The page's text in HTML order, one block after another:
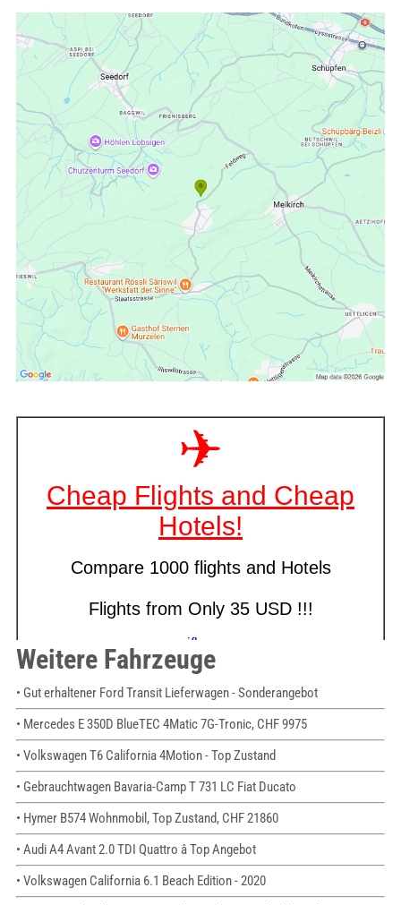
Weitere Fahrzeuge
• Gut erhaltener Ford Transit Lieferwagen - Sonderangebot
• Mercedes E 350D BlueTEC 4Matic 7G-Tronic, CHF 9975
• Volkswagen T6 California 4Motion - Top Zustand
• Gebrauchtwagen Bavaria-Camp T 731 LC Fiat Ducato
• Hymer B574 Wohnmobil, Top Zustand, CHF 21860
• Audi A4 Avant 2.0 TDI Quattro â Top Angebot
• Volkswagen California 6.1 Beach Edition - 2020